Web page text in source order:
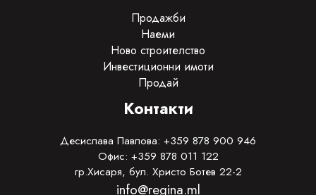
Продажби
Наеми
Ново строителство
Инвестиционни имоти
Продай
Контакти
Десислава Павлова: +359 878 900 946
Офис: +359 878 011 122
гр.Хисаря, бул. Христо Ботев 22-2
info@regina.ml